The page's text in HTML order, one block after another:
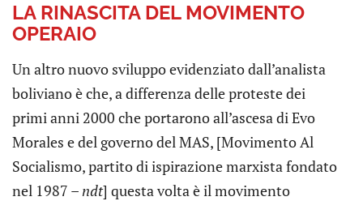
LA RINASCITA DEL MOVIMENTO
OPERAIO
Un altro nuovo sviluppo evidenziato dall’analista
boliviano è che, a differenza delle proteste dei
primi anni 2000 che portarono all’ascesa di Evo
Morales e del governo del MAS, [Movimento Al
Socialismo, partito di ispirazione marxista fondato
nel 1987 –ndt] questa volta è il movimento